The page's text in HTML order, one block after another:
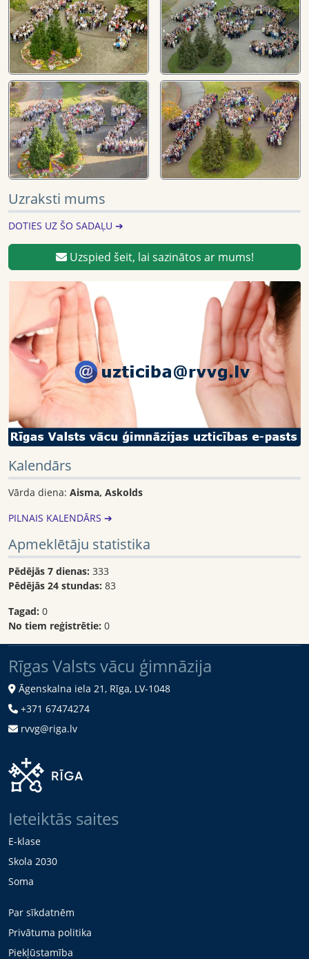
Uzraksti mums
DOTIES UZ ŠO SADAĻU ➔
Uzspied šeit, lai sazinātos ar mums!
Kalendārs
Vārda diena: Aisma, Askolds
PILNAIS KALENDĀRS ➔
Apmeklētāju statistika
Pēdējās 7 dienas: 333
Pēdējās 24 stundas: 83
Tagad: 0
No tiem reģistrētie: 0
Rīgas Valsts vācu ģimnāzija
Āgenskalna iela 21, Rīga, LV-1048
+371 67474274
rvvg@riga.lv
Ieteiktās saites
E-klase
Skola 2030
Soma
Par sīkdatnēm
Privātuma politika
Piekļūstamība